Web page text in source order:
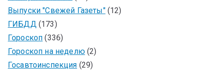
Выпуски "Свежей Газеты"(12)
ГИБДД(173)
Гороскоп (336)
Гороскоп на неделю(2)
Госавтоинспекция (29)